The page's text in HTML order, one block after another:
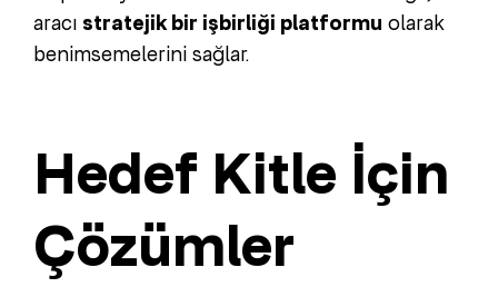
aracı stratejik bir işbirliği platformu olarak
benimsemelerini sağlar.
Hedef Kitle İçin
Çözümler